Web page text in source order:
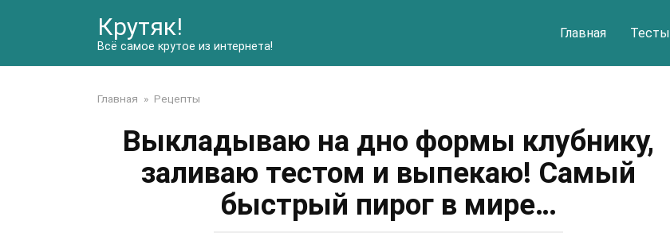
Крутяк!
Всё самое крутое из интернета!
Главная Тесты
Главная » Рецепты
Выкладываю на дно формы клубнику,
заливаю тестом и выпекаю! Самый
быстрый пирог в мире…